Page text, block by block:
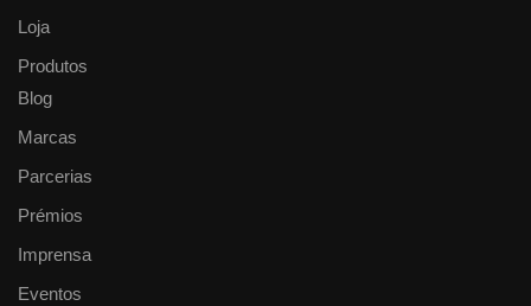
Loja
Produtos
Blog
Marcas
Parcerias
Prémios
Imprensa
Eventos